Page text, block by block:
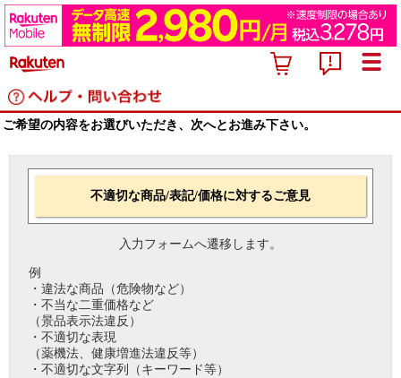
ご希望の内容をお選びいただき、次へとお進み下さい。
不適切な商品/表記/価格に対するご意見
入力フォームへ遷移します。
例
・違法な商品（危険物など）
・不当な二重価格など
（景品表示法違反）
・不適切な表現
（薬機法、健康増進法違反等）
・不適切な文字列（キーワード等）